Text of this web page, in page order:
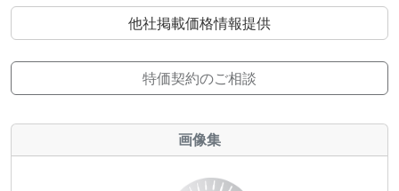
他社掲載価格情報提供
特価契約のご相談
画像集